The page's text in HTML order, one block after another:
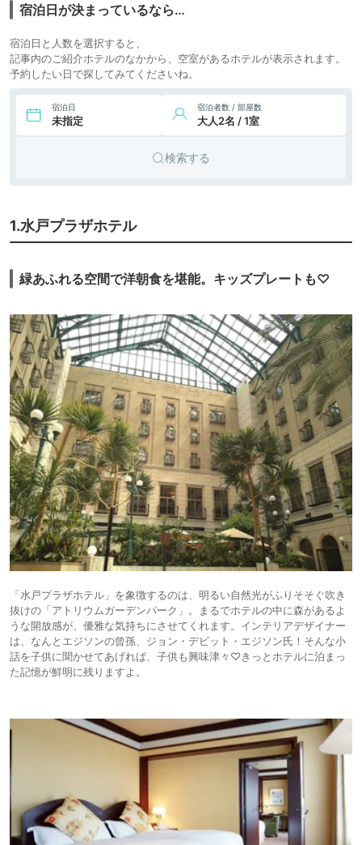
トヒルズ・水戸
9.JR東日本ホテルメ
ッツ 水戸
icotto 楽天トラベル
ホテル
宿泊日が決まっているなら…
宿泊日と人数を選択すると、
記事内のご紹介ホテルのなかから、空室があるホテルが表示されます。
予約したい日で探してみてくださいね。
宿泊日
未指定
宿泊者数 / 部屋数
大人2名 / 1室
検索する
1.水戸プラザホテル
緑あふれる空間で洋朝食を堪能。キッズプレートも♡
「水戸プラザホテル」を象徴するのは、明るい自然光がふりそそぐ吹き
抜けの「アトリウムガーデンパーク」。まるでホテルの中に森があるよ
うな開放感が、優雅な気持ちにさせてくれます。インテリアデザイナー
は、なんとエジソンの曾孫、ジョン・デビット・エジソン氏！そんな小
話を子供に聞かせてあげれば、子供も興味津々♡きっとホテルに泊まっ
た記憶が鮮明に残りますよ。